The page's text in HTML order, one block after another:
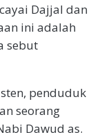
Dajjal dan
ini adalah
sebut
penduduk
seorang
Dawud as.